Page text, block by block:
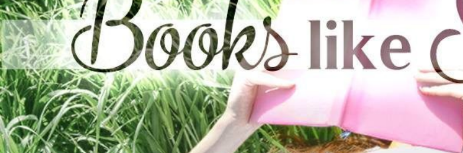
BOOKS LIKE SOULMATE